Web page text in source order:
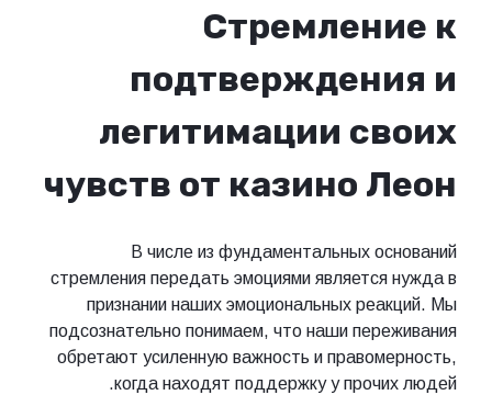
Стремление к
подтверждения и
легитимации своих
чувств от казино Леон
В числе из фундаментальных оснований
стремления передать эмоциями является нужда в
признании наших эмоциональных реакций. Мы
подсознательно понимаем, что наши переживания
обретают усиленную важность и правомерность,
когда находят поддержку у прочих людей.